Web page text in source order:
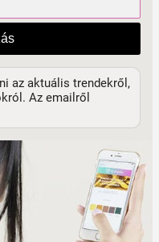
az aktuális trendekről,
Az emailről